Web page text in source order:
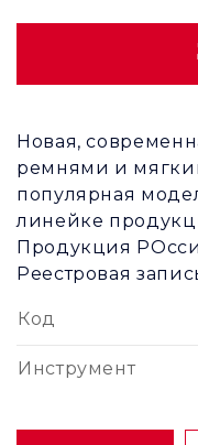
Новая,
ремнями и
популярная
линейке
Продукция
Реестровая
Код
Инструмент